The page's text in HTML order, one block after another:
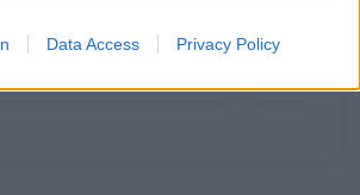
Data Access Privacy Policy